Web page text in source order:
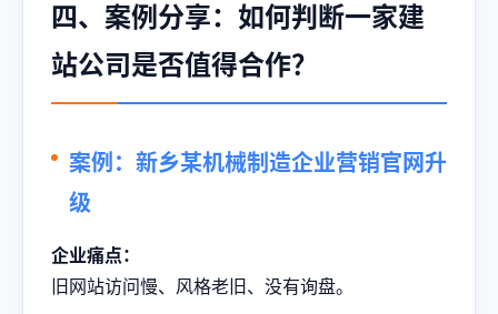
四、案例分享：如何判断一家建
站公司是否值得合作？
案例：新乡某机械制造企业营销官网升
级
企业痛点：
旧网站访问慢、风格老旧、没有询盘。